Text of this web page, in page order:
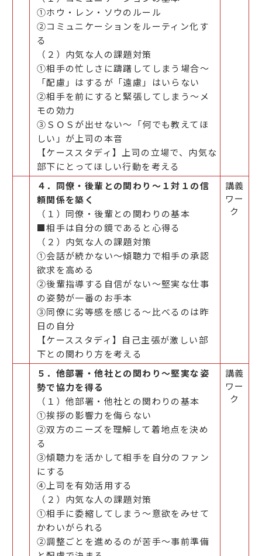
①ホウ・レン・ソウのルール
②コミュニケーションをルーティン化す
る
（２）内気な人の課題対策
①相手の忙しさに躊躇してしまう場合～
「配慮」はするが「遠慮」はいらない
②相手を前にすると緊張してしまう～メ
モの効力
③ＳＯＳが出せない～「何でも教えてほ
しい」が上司の本音
【ケーススタディ】上司の立場で、内気な
部下にとってほしい行動を考える
４．同僚・後輩との関わり～１対１の信
頼関係を築く
（１）同僚・後輩との関わりの基本
■相手は自分の鏡であると心得る
（２）内気な人の課題対策
①会話が続かない～傾聴力で相手の承認
欲求を高める
②後輩指導する自信がない～堅実な仕事
の姿勢が一番のお手本
③同僚に劣等感を感じる～比べるのは昨
日の自分
【ケーススタディ】自己主張が激しい部
下との関わり方を考える
講義
ワー
ク
５．他部署・他社との関わり～堅実な姿
勢で協力を得る
（１）他部署・他社との関わりの基本
①挨拶の影響力を侮らない
②双方のニーズを理解して着地点を決め
る
③傾聴力を活かして相手を自分のファン
にする
④上司を有効活用する
（２）内気な人の課題対策
①相手に委縮してしまう～意欲をみせて
かわいがられる
②調整ごとを進めるのが苦手～事前準備
講義
ワー
ク